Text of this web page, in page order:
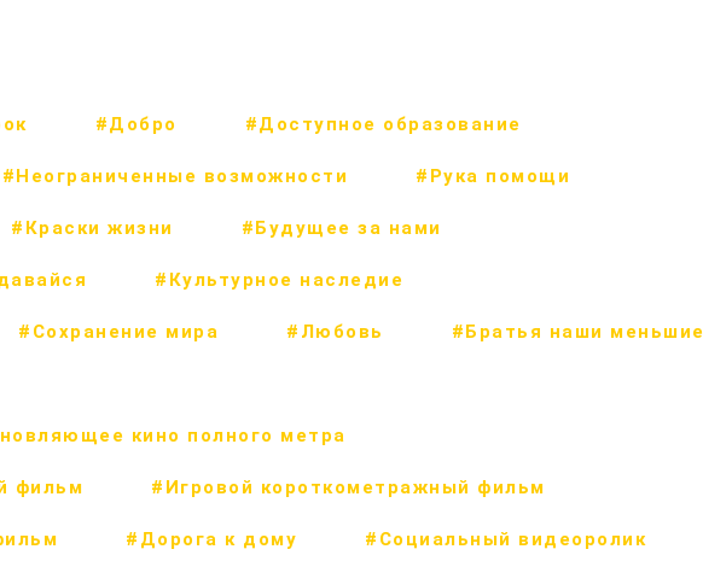
#Добро #Доступное образование
#Неограниченные возможности #Рука помощи
#Краски жизни #Будущее за нами
#Культурное наследие
#Сохранение мира #Любовь #Братья наши меньшие
кино полного метра
фильм #Игровой короткометражный фильм
#Дорога к дому #Социальный видеоролик